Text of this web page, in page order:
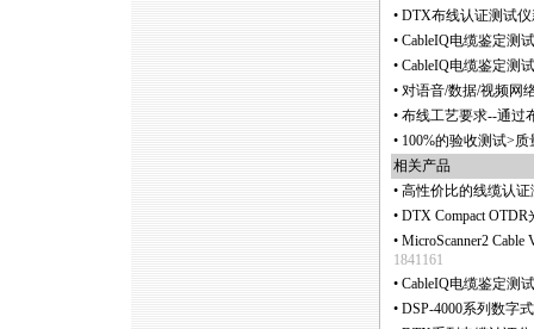
• DTX布线认证测试
• CableIQ电缆鉴定测
• CableIQ电缆鉴定测
• 对语音/数据/视频网
• 布线工艺要求--通过
• 100%的验收测试>
相关产品
• 高性价比的线缆认证
• DTX Compact
• MicroScanner2
1841161
• CableIQ电缆鉴定测
• DSP-4000系列数字